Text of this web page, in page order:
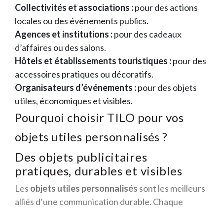
Collectivités et associations :pour des actions
locales ou des événements publics.
Agences et institutions :pour des cadeaux
d’affaires ou des salons.
Hôtels et établissements touristiques :pour des
accessoires pratiques ou décoratifs.
Organisateurs d’événements :pour des objets
utiles, économiques et visibles.
Pourquoi choisir TILO pour vos
objets utiles personnalisés ?
Des objets publicitaires
pratiques, durables et visibles
Les objets utiles personnalisés sont les meilleurs
alliés d’une communication durable. Chaque